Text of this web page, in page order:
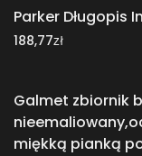
Parker Długopis
188,77zł
Galmet zbiornik
miękką pianką